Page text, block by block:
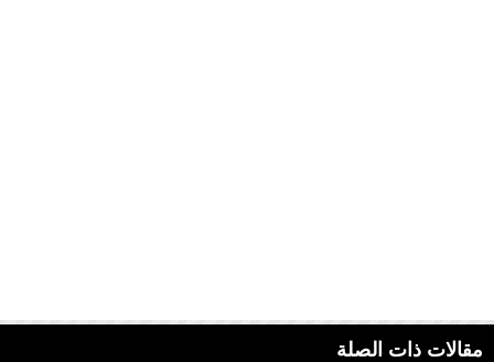
مقالات ذات الصلة